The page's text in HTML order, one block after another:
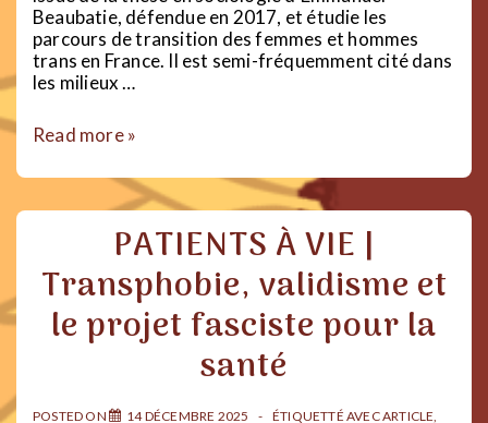
Beaubatie, défendue en 2017, et étudie les
parcours de transition des femmes et hommes
trans en France. Il est semi-fréquemment cité dans
les milieux …
Fiche
:
Transfuges
Emmanuel
Beaubatie
Read more »
PATIENTS À VIE |
Transphobie, validisme et
le projet fasciste pour la
santé
POSTED ON 14 DÉCEMBRE 2025 ÉTIQUETTÉ AVECARTICLE,